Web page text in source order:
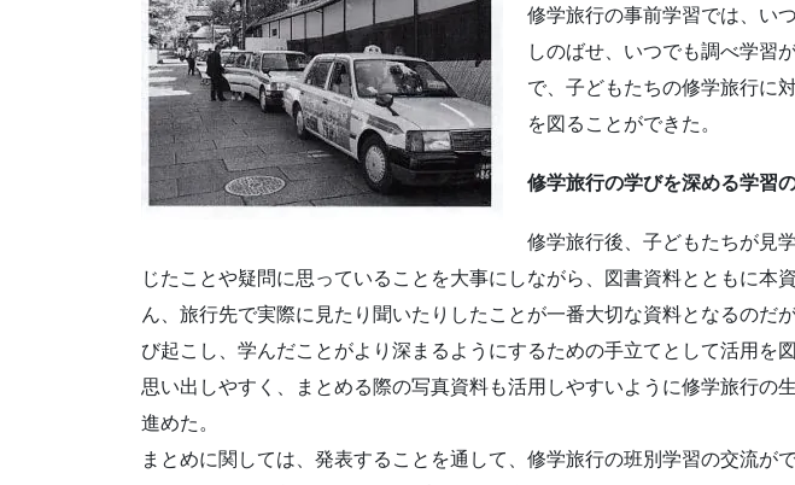
修学旅行の事前学習では、い
しのばせ、いつでも調べ学習
で、子どもたちの修学旅行に
を図ることができた。
修学旅行の学びを深める学習
修学旅行後、子どもたちが見
じたことや疑問に思っていることを大事にしながら、図書資料とともに本
ん、旅行先で実際に見たり聞いたりしたことが一番大切な資料となるのだ
び起こし、学んだことがより深まるようにするための手立てとして活用を
思い出しやすく、まとめる際の写真資料も活用しやすいように修学旅行の
進めた。
まとめに関しては、発表することを通して、修学旅行の班別学習の交流が